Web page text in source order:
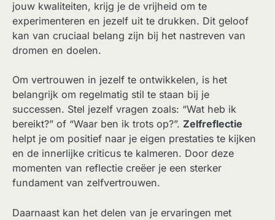
jouw kwaliteiten, krijg je de vrijheid om te
experimenteren en jezelf uit te drukken. Dit geloof
kan van cruciaal belang zijn bij het nastreven van
dromen en doelen.
Om vertrouwen in jezelf te ontwikkelen, is het
belangrijk om regelmatig stil te staan bij je
successen. Stel jezelf vragen zoals: “Wat heb ik
bereikt?” of “Waar ben ik trots op?”. Zelfreflectie
helpt je om positief naar je eigen prestaties te kijken
en de innerlijke criticus te kalmeren. Door deze
momenten van reflectie creëer je een sterker
fundament van zelfvertrouwen.
Daarnaast kan het delen van je ervaringen met